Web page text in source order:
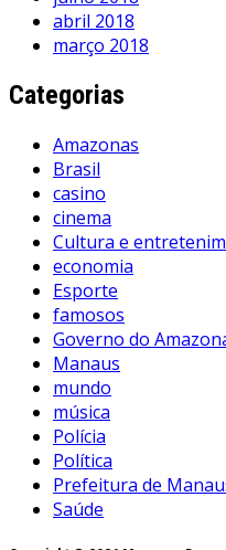
abril 2018
março 2018
Categorias
Amazonas
Brasil
casino
cinema
Cultura e
economia
Esporte
famosos
Governo do
Manaus
mundo
música
Polícia
Política
Prefeitura de
Saúde